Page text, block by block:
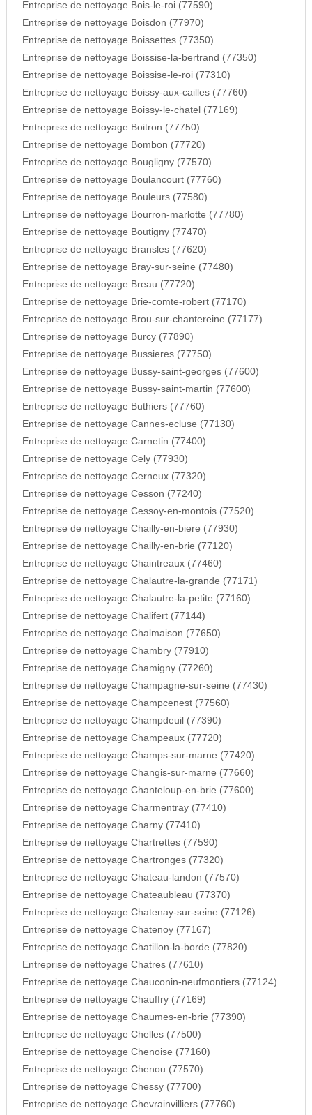
Entreprise de nettoyage Bois-le-roi (77590)
Entreprise de nettoyage Boisdon (77970)
Entreprise de nettoyage Boissettes (77350)
Entreprise de nettoyage Boissise-la-bertrand (77350)
Entreprise de nettoyage Boissise-le-roi (77310)
Entreprise de nettoyage Boissy-aux-cailles (77760)
Entreprise de nettoyage Boissy-le-chatel (77169)
Entreprise de nettoyage Boitron (77750)
Entreprise de nettoyage Bombon (77720)
Entreprise de nettoyage Bougligny (77570)
Entreprise de nettoyage Boulancourt (77760)
Entreprise de nettoyage Bouleurs (77580)
Entreprise de nettoyage Bourron-marlotte (77780)
Entreprise de nettoyage Boutigny (77470)
Entreprise de nettoyage Bransles (77620)
Entreprise de nettoyage Bray-sur-seine (77480)
Entreprise de nettoyage Breau (77720)
Entreprise de nettoyage Brie-comte-robert (77170)
Entreprise de nettoyage Brou-sur-chantereine (77177)
Entreprise de nettoyage Burcy (77890)
Entreprise de nettoyage Bussieres (77750)
Entreprise de nettoyage Bussy-saint-georges (77600)
Entreprise de nettoyage Bussy-saint-martin (77600)
Entreprise de nettoyage Buthiers (77760)
Entreprise de nettoyage Cannes-ecluse (77130)
Entreprise de nettoyage Carnetin (77400)
Entreprise de nettoyage Cely (77930)
Entreprise de nettoyage Cerneux (77320)
Entreprise de nettoyage Cesson (77240)
Entreprise de nettoyage Cessoy-en-montois (77520)
Entreprise de nettoyage Chailly-en-biere (77930)
Entreprise de nettoyage Chailly-en-brie (77120)
Entreprise de nettoyage Chaintreaux (77460)
Entreprise de nettoyage Chalautre-la-grande (77171)
Entreprise de nettoyage Chalautre-la-petite (77160)
Entreprise de nettoyage Chalifert (77144)
Entreprise de nettoyage Chalmaison (77650)
Entreprise de nettoyage Chambry (77910)
Entreprise de nettoyage Chamigny (77260)
Entreprise de nettoyage Champagne-sur-seine (77430)
Entreprise de nettoyage Champcenest (77560)
Entreprise de nettoyage Champdeuil (77390)
Entreprise de nettoyage Champeaux (77720)
Entreprise de nettoyage Champs-sur-marne (77420)
Entreprise de nettoyage Changis-sur-marne (77660)
Entreprise de nettoyage Chanteloup-en-brie (77600)
Entreprise de nettoyage Charmentray (77410)
Entreprise de nettoyage Charny (77410)
Entreprise de nettoyage Chartrettes (77590)
Entreprise de nettoyage Chartronges (77320)
Entreprise de nettoyage Chateau-landon (77570)
Entreprise de nettoyage Chateaubleau (77370)
Entreprise de nettoyage Chatenay-sur-seine (77126)
Entreprise de nettoyage Chatenoy (77167)
Entreprise de nettoyage Chatillon-la-borde (77820)
Entreprise de nettoyage Chatres (77610)
Entreprise de nettoyage Chauconin-neufmontiers (77124)
Entreprise de nettoyage Chauffry (77169)
Entreprise de nettoyage Chaumes-en-brie (77390)
Entreprise de nettoyage Chelles (77500)
Entreprise de nettoyage Chenoise (77160)
Entreprise de nettoyage Chenou (77570)
Entreprise de nettoyage Chessy (77700)
Entreprise de nettoyage Chevrainvilliers (77760)